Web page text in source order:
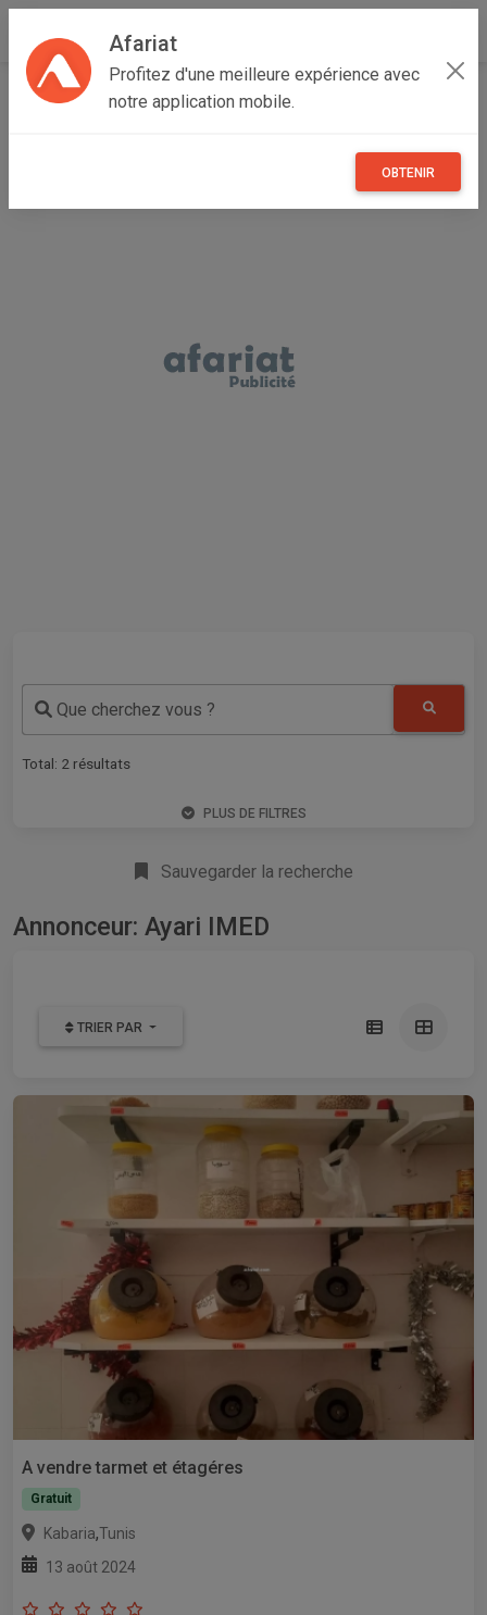
Afariat
Profitez d'une meilleure expérience avec
notre application mobile.
OBTENIR
Accueil Annonceur Ayari IMED
Que cherchez vous ?
Total: 2 résultats
PLUS DE FILTRES
Sauvegarder la recherche
Annonceur: Ayari IMED
TRIER PAR
A vendre tarmet et étagéres
Gratuit
Kabaria,Tunis
13 août 2024